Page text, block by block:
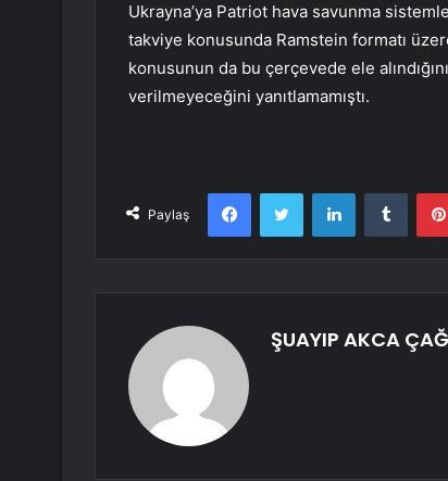
Ukrayna’ya Patriot hava savunma
takviye konusunda Ramstein formatı
konusunun da bu çerçevede ele
verilmeyeceğini yanıtlamamıştı.
Paylaş
FacebookTwitter LinkedIn
ŞUAYIP AKCA